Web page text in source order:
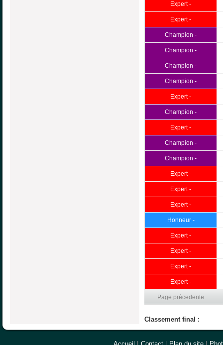
Expert -
Expert -
Champion -
Champion -
Champion -
Champion -
Expert -
Champion -
Expert -
Champion -
Champion -
Expert -
Expert -
Expert -
Honneur -
Expert -
Expert -
Expert -
Expert -
Page précedente
Classement final :